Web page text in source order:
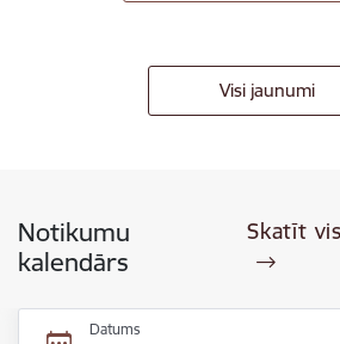
Visi jaunumi
Notikumu
kalendārs
Skatīt
Datums